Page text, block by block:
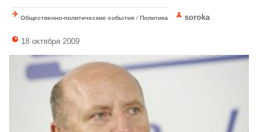
Общественно-политические события / Политика soroka
18 октября 2009